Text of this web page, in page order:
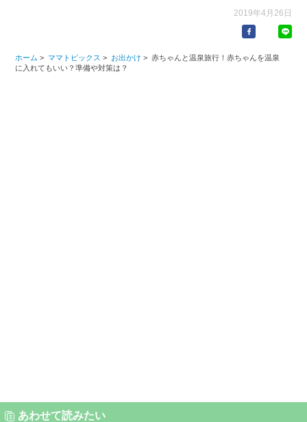
2019年4月26日
ホーム > ママトピックス > お出かけ > 赤ちゃんと温泉旅行！赤ちゃんを温泉
に入れてもいい？準備や対策は？
あわせて読みたい